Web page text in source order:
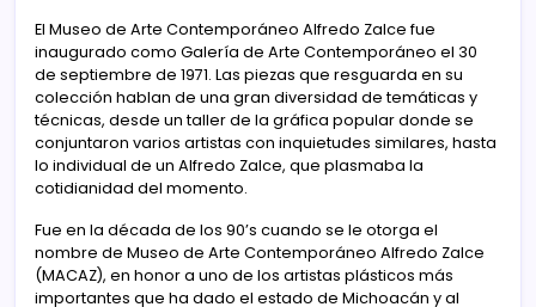
El Museo de Arte Contemporáneo Alfredo Zalce fue
inaugurado como Galería de Arte Contemporáneo el 30
de septiembre de 1971. Las piezas que resguarda en su
colección hablan de una gran diversidad de temáticas y
técnicas, desde un taller de la gráfica popular donde se
conjuntaron varios artistas con inquietudes similares, hasta
lo individual de un Alfredo Zalce, que plasmaba la
cotidianidad del momento.
Fue en la década de los 90’s cuando se le otorga el
nombre de Museo de Arte Contemporáneo Alfredo Zalce
(MACAZ), en honor a uno de los artistas plásticos más
importantes que ha dado el estado de Michoacán y al